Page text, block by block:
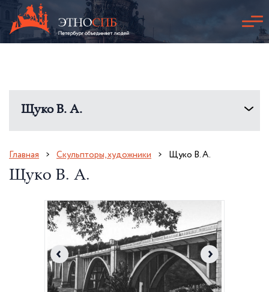
Щуко В. А.
Главная Скульпторы, художники Щуко В. А.
Щуко В. А.